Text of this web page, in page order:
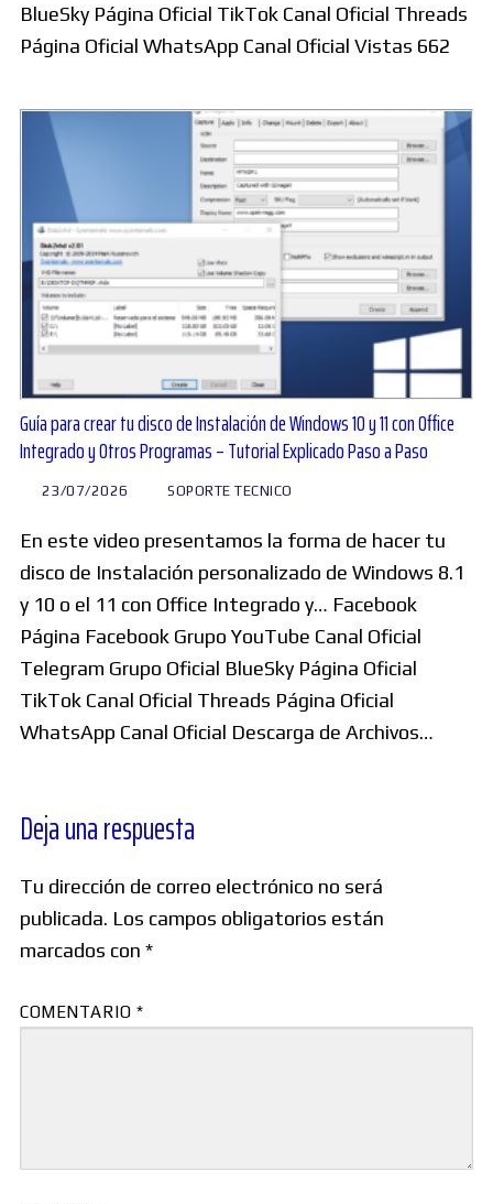
BlueSky Página Oficial TikTok Canal Oficial Threads
Página Oficial WhatsApp Canal Oficial Vistas 662
Guía para crear tu disco de Instalación de Windows 10 y 11 con Office
Integrado y Otros Programas – Tutorial Explicado Paso a Paso
23/07/2026 SOPORTE TECNICO
En este video presentamos la forma de hacer tu
disco de Instalación personalizado de Windows 8.1
y 10 o el 11 con Office Integrado y… Facebook
Página Facebook Grupo YouTube Canal Oficial
Telegram Grupo Oficial BlueSky Página Oficial
TikTok Canal Oficial Threads Página Oficial
WhatsApp Canal Oficial Descarga de Archivos…
Deja una respuesta
Tu dirección de correo electrónico no será
publicada. Los campos obligatorios están
marcados con *
COMENTARIO *